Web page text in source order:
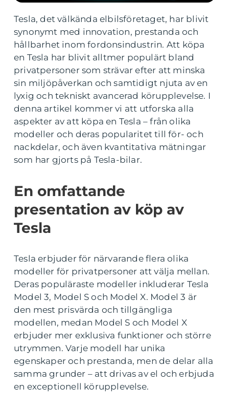
Tesla, det välkända elbilsföretaget, har blivit
synonymt med innovation, prestanda och
hållbarhet inom fordonsindustrin. Att köpa
en Tesla har blivit alltmer populärt bland
privatpersoner som strävar efter att minska
sin miljöpåverkan och samtidigt njuta av en
lyxig och tekniskt avancerad körupplevelse. I
denna artikel kommer vi att utforska alla
aspekter av att köpa en Tesla – från olika
modeller och deras popularitet till för- och
nackdelar, och även kvantitativa mätningar
som har gjorts på Tesla-bilar.
En omfattande
presentation av köp av
Tesla
Tesla erbjuder för närvarande flera olika
modeller för privatpersoner att välja mellan.
Deras populäraste modeller inkluderar Tesla
Model 3, Model S och Model X. Model 3 är
den mest prisvärda och tillgängliga
modellen, medan Model S och Model X
erbjuder mer exklusiva funktioner och större
utrymmen. Varje modell har unika
egenskaper och prestanda, men de delar alla
samma grunder – att drivas av el och erbjuda
en exceptionell körupplevelse.